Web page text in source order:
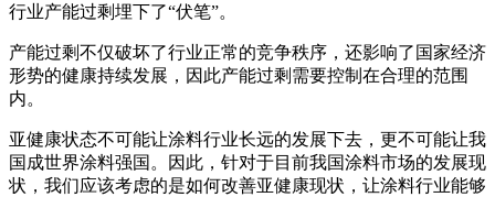
行业产能过剩埋下了“伏笔”。
产能过剩不仅破坏了行业正常的竞争秩序，还影响了国家经济
形势的健康持续发展，因此产能过剩需要控制在合理的范围
内。
亚健康状态不可能让涂料行业长远的发展下去，更不可能让我
国成世界涂料强国。因此，针对于目前我国涂料市场的发展现
状，我们应该考虑的是如何改善亚健康现状，让涂料行业能够